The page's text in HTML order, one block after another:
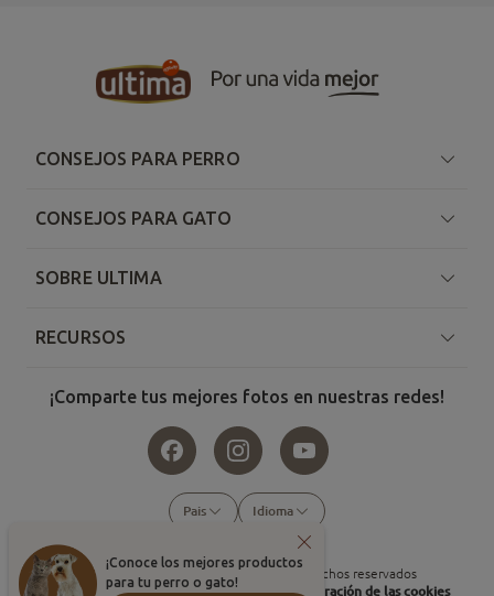
¡Conoce los mejores productos
para tu perro o gato!
CONSEJOS PARA PERRO
CONSEJOS PARA GATO
SOBRE ULTIMA
RECURSOS
¡Comparte tus mejores fotos en nuestras redes!
Pais Idioma
2026 , Affinity Petcare. Todos los derechos reservados
Condiciones de usoPolítica de cookiesConfiguración de las cookies